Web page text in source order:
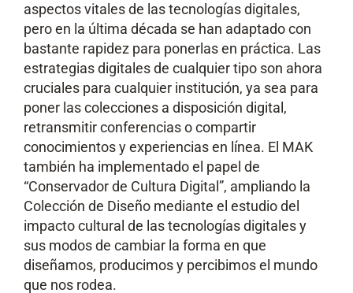
aspectos vitales de las tecnologías digitales,
pero en la última década se han adaptado con
bastante rapidez para ponerlas en práctica. Las
estrategias digitales de cualquier tipo son ahora
cruciales para cualquier institución, ya sea para
poner las colecciones a disposición digital,
retransmitir conferencias o compartir
conocimientos y experiencias en línea. El MAK
también ha implementado el papel de
“Conservador de Cultura Digital”, ampliando la
Colección de Diseño mediante el estudio del
impacto cultural de las tecnologías digitales y
sus modos de cambiar la forma en que
diseñamos, producimos y percibimos el mundo
que nos rodea.